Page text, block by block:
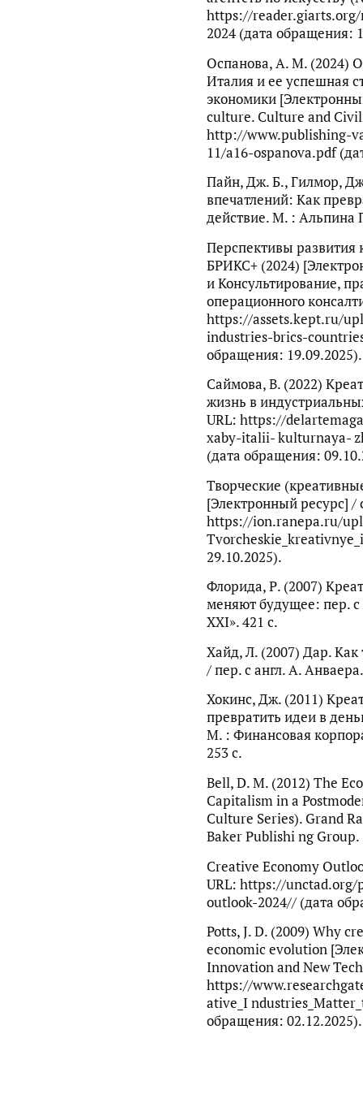
https://
2024 (дата обращения:
Оспанова, А. М. (2024)
Италия и ее успешная
экономики
culture. Culture and
http://www.publishing-
11/a16-ospanova.pdf
Пайн, Дж. Б., Гилмор,
впечатлений: Как
действие. М. : Альпина
Перспективы развития
БРИКС+ (2024)
и Консультирование,
операционного
https://assets.kept.ru/
industries-brics-
обращения: 19.09.2025).
Саймова, В. (2022)
жизнь в
URL: https://
xaby-italii- kulturnaya-
(дата обращения:
Творческие
[Электронный ресурс] /
https://ion.ranepa.ru/
29.10.2025).
Флорида, Р. (2007)
меняют будущее: пер.
ХХI». 421 с.
Хайд, Л. (2007) Дар.
/ пер. с англ. А.
Хокинс, Дж. (2011)
превратить идеи в
М. : Финансовая
253 с.
Bell, D. M. (2012) The
Capitalism in a
Culture Series). Grand
Baker Publishi ng Group.
Creative Economy
URL: https://
outlook-2024// (дата
Potts, J. D. (2009) Why
economic evolution
Innovation and New
https://
ative_I
обращения: 02.12.2025).